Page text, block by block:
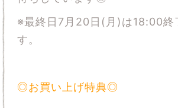
※最終日7月20日(月)は18:00終
す。
◎お買い上げ特典◎